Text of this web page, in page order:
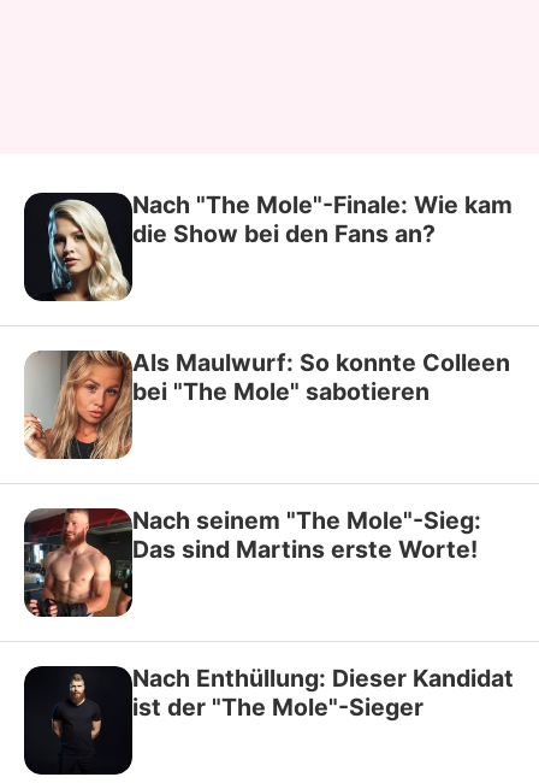
Nach "The Mole"-Finale: Wie kam
die Show bei den Fans an?
Als Maulwurf: So konnte Colleen
bei "The Mole" sabotieren
Nach seinem "The Mole"-Sieg:
Das sind Martins erste Worte!
Nach Enthüllung: Dieser Kandidat
ist der "The Mole"-Sieger